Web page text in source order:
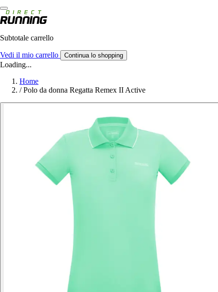
Subtotale carrello
Vedi il mio carrello Continua lo shopping
Loading...
Home
/ Polo da donna Regatta Remex II Active